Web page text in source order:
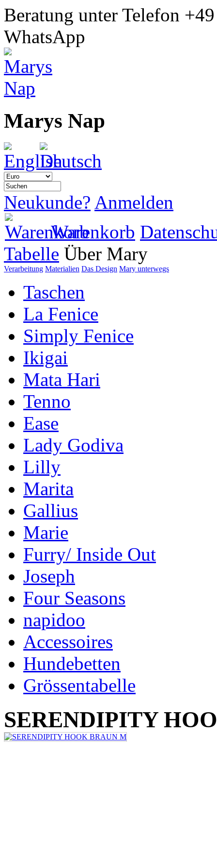
Beratung unter Telefon
WhatsApp
Marys Nap
Neukunde? Anmelden
Warenkorb
Tabelle Über Mary
Verarbeitung Materialien Das Design Mary unterwegs
Taschen
La Fenice
Simply Fenice
Ikigai
Mata Hari
Tenno
Ease
Lady Godiva
Lilly
Marita
Gallius
Marie
Furry/ Inside Out
Joseph
Four Seasons
napidoo
Accessoires
Hundebetten
Grössentabelle
SERENDIPITY